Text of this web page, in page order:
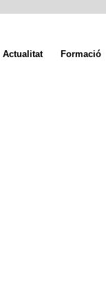
Actualitat Formació